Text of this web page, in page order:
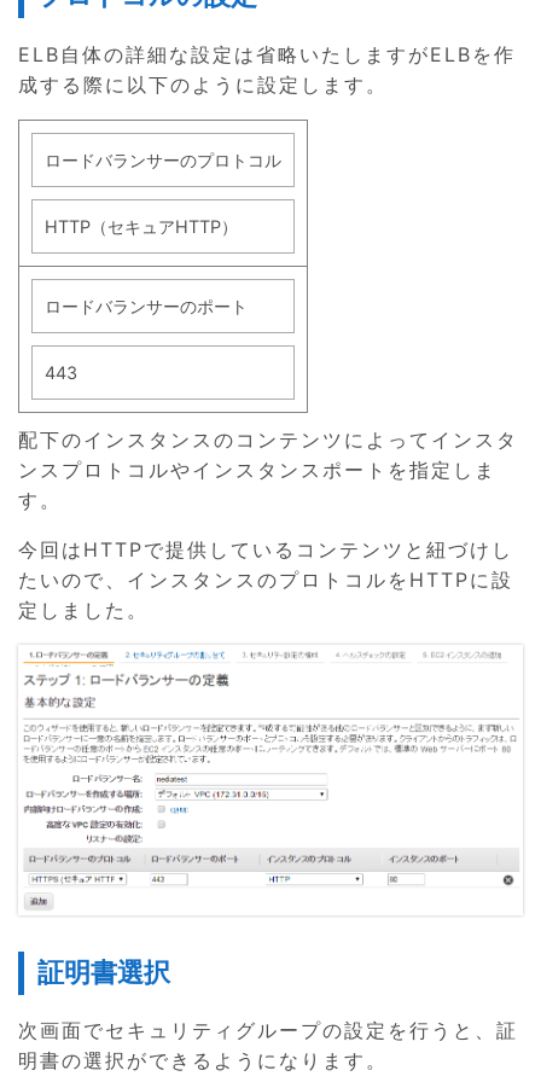
ELB自体の詳細な設定は省略いたしますがELBを作
成する際に以下のように設定します。
ロードバランサーのプロトコル
HTTP（セキュアHTTP）
ロードバランサーのポート
443
配下のインスタンスのコンテンツによってインスタ
ンスプロトコルやインスタンスポートを指定しま
す。
今回はHTTPで提供しているコンテンツと紐づけし
たいので、インスタンスのプロトコルをHTTPに設
定しました。
証明書選択
次画面でセキュリティグループの設定を行うと、証
明書の選択ができるようになります。